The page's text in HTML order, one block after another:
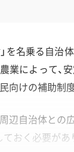
を名乗る自治
業によって、
向けの補助制
辺自治体との
おく必要があ